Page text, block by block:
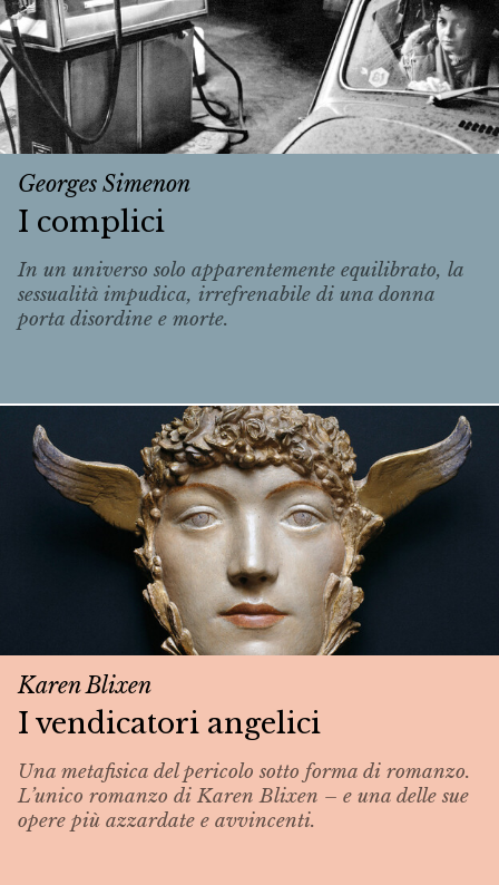
Georges Simenon
I complici
In un universo solo apparentemente equilibrato, la
sessualità impudica, irrefrenabile di una donna
porta disordine e morte.
Karen Blixen
I vendicatori angelici
Una metafisica del pericolo sotto forma di romanzo.
L’unico romanzo di Karen Blixen – e una delle sue
opere più azzardate e avvincenti.